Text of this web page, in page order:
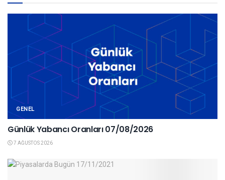
GENEL
Günlük Yabancı Oranları 07/08/2026
7 AĞUSTOS 2026